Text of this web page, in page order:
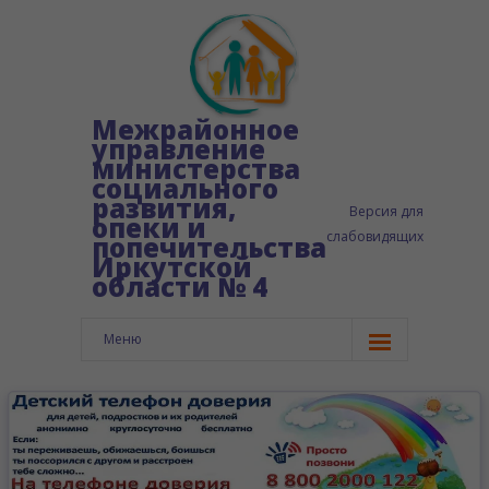
Межрайонное
управление
министерства
социального
развития,
опеки и
попечительства
Иркутской
области № 4
Версия для
слабовидящих
Меню
Сведения об организации
-- Структура управления